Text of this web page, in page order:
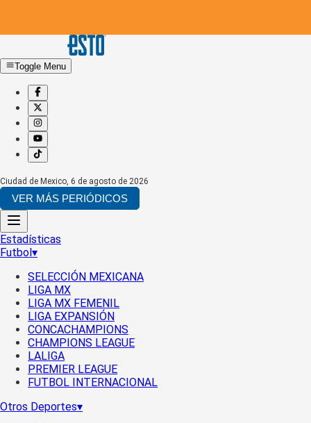
Toggle Menu
Ciudad de Mexico, 6 de agosto de 2026
VER MÁS PERIÓDICOS
Estadísticas
Futbol▾
SELECCIÓN MEXICANA
LIGA MX
LIGA MX FEMENIL
LIGA EXPANSIÓN
CONCACHAMPIONS
CHAMPIONS LEAGUE
LALIGA
PREMIER LEAGUE
FUTBOL INTERNACIONAL
Otros Deportes▾